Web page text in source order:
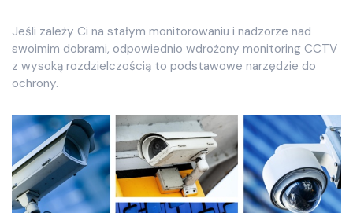
Jeśli zależy Ci na stałym monitorowaniu i nadzorze nad
swoimim dobrami, odpowiednio wdrożony monitoring CCTV
z wysoką rozdzielczością to podstawowe narzędzie do
ochrony.